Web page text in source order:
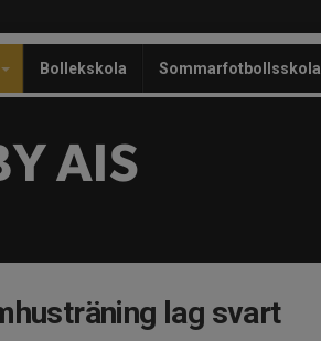
Bollekskola Sommarfotbollsskola
AIS
lag svart